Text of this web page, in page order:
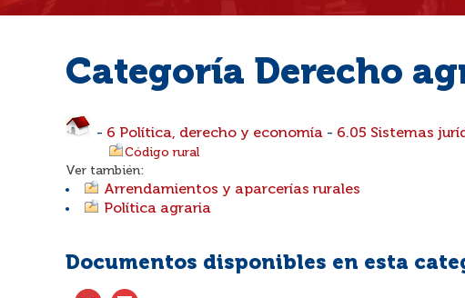
Categoría Derecho
- 6 Política, derecho y economía - 6.05 Sistemas
Código rural
Ver también:
Arrendamientos y aparcerías rurales
Política agraria
Documentos disponibles en esta